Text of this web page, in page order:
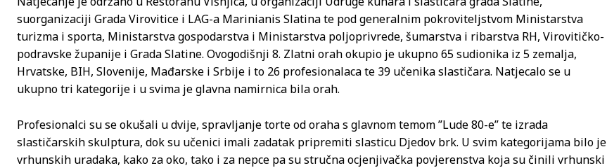
suorganizaciji Grada Virovitice i LAG-a Marinianis Slatina te pod generalnim pokroviteljstvom Ministarstva
turizma i sporta, Ministarstva gospodarstva i Ministarstva poljoprivrede, šumarstva i ribarstva RH, Virovitičko-
podravske županije i Grada Slatine. Ovogodišnji 8. Zlatni orah okupio je ukupno 65 sudionika iz 5 zemalja,
Hrvatske, BIH, Slovenije, Mađarske i Srbije i to 26 profesionalaca te 39 učenika slastičara. Natjecalo se u
ukupno tri kategorije i u svima je glavna namirnica bila orah.
Profesionalci su se okušali u dvije, spravljanje torte od oraha s glavnom temom ”Lude 80-e” te izrada
slastičarskih skulptura, dok su učenici imali zadatak pripremiti slasticu Djedov brk. U svim kategorijama bilo je
vrhunskih uradaka, kako za oko, tako i za nepce pa su stručna ocjenjivačka povjerenstva koja su činili vrhunski